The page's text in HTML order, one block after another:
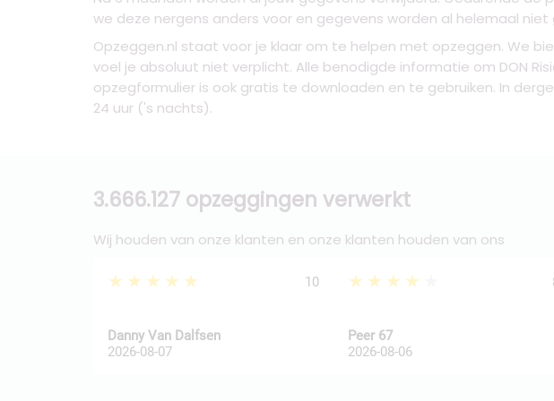
we deze nergens anders voor en gegevens worden al helemaal
Opzeggen.nl staat voor je klaar om te helpen met opzeggen. We
voel je absoluut niet verplicht. Alle benodigde informatie om DON
opzegformulier is ook gratis te downloaden en te gebruiken. In
24 uur ('s nachts).
3.666.127 opzeggingen verwerkt
Wij houden van onze klanten en onze klanten houden van ons
★★★★★ 10
Danny Van Dalfsen
2026-08-07
★★★★★
Peer 67
2026-08-06